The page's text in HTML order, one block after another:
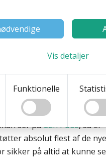
Vis detaljer
Funktionelle
en solid 2. plads. (update:
den kun har eksisteret 1
ligger på 4,3%
er super hurtig til at blive
ser påCan I Use, så er
absolut flest af de nye
sikker på altid at kunne se